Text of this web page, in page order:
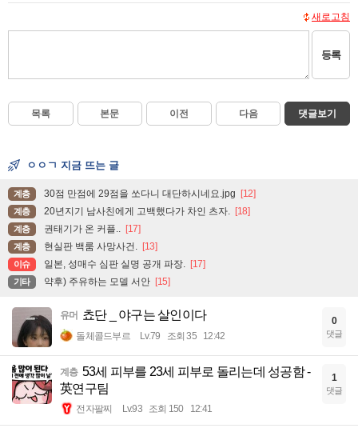
새로고침
등록
목록 본문 이전 다음 댓글보기
ㅇㅇㄱ 지금 뜨는 글
계층 30점 만점에 29점을 쏘다니 대단하시네요.jpg [12]
계층 20년지기 남사친에게 고백했다가 차인 츠자. [18]
계층 권태기가 온 커플.. [17]
계층 현실판 백룸 사망사건. [13]
이슈 일본, 성매수 심판 실명 공개 파장. [17]
기타 약후) 주유하는 모델 서안 [15]
유머 쵸단 _ 야구는 살인이다
돌체콜드부르 Lv.79 조회 35 12:42
0
댓글
계층 53세 피부를 23세 피부로 돌리는데 성공함 -
英연구팀
전자팔찌 Lv.93 조회 150 12:41
1
댓글